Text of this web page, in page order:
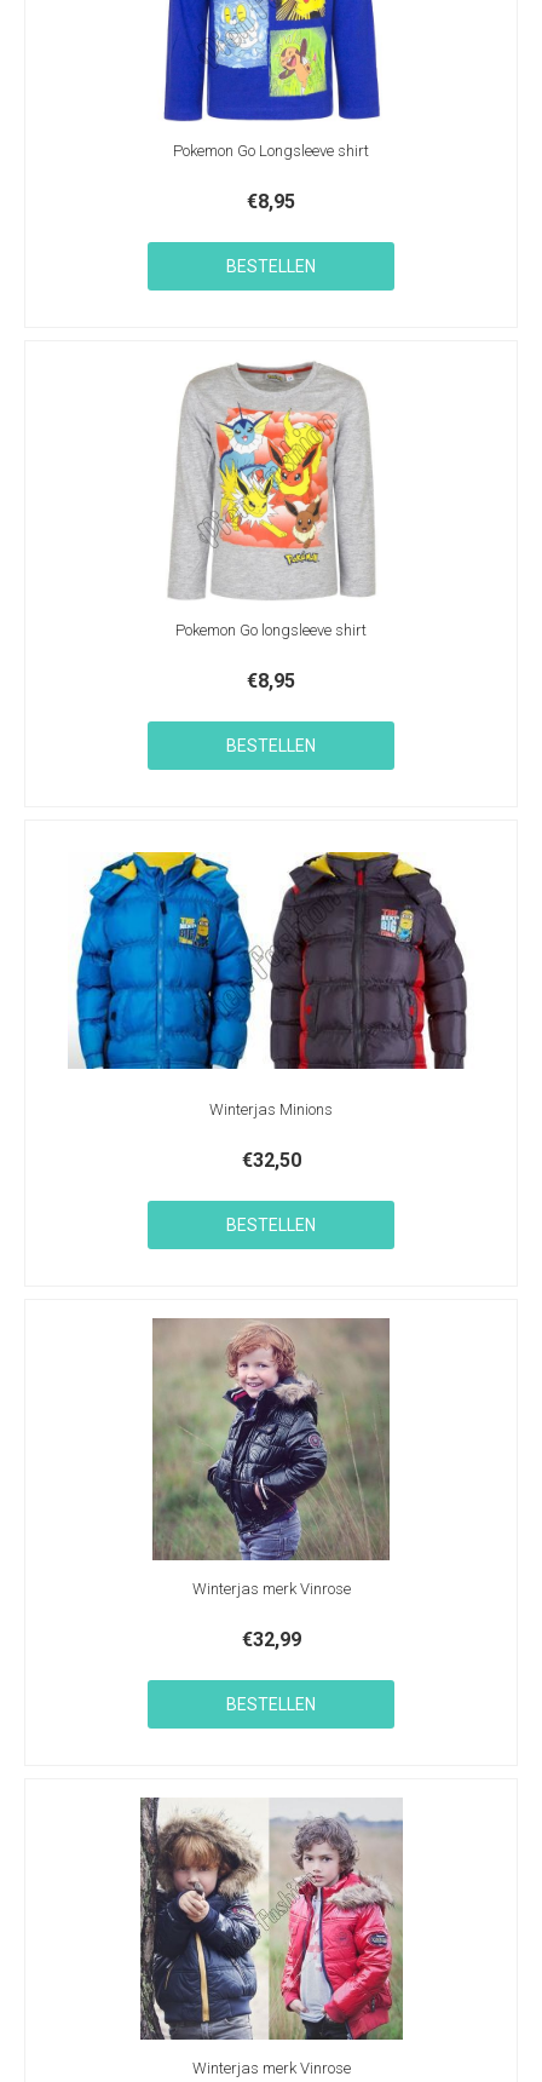
Pokemon Go Longsleeve shirt
€8,95
BESTELLEN
Pokemon Go longsleeve shirt
€8,95
BESTELLEN
Winterjas Minions
€32,50
BESTELLEN
Winterjas merk Vinrose
€32,99
BESTELLEN
Winterjas merk Vinrose